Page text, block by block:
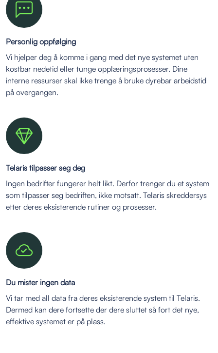
Personlig oppfølging
Vi hjelper deg å komme i gang med det nye systemet uten
kostbar nedetid eller tunge opplæringsprosesser. Dine
interne ressurser skal ikke trenge å bruke dyrebar arbeidstid
på overgangen.
Telaris tilpasser seg deg
Ingen bedrifter fungerer helt likt. Derfor trenger du et system
som tilpasser seg bedriften, ikke motsatt. Telaris skreddersys
etter deres eksisterende rutiner og prosesser.
Du mister ingen data
Vi tar med all data fra deres eksisterende system til Telaris.
Dermed kan dere fortsette der dere sluttet så fort det nye,
effektive systemet er på plass.